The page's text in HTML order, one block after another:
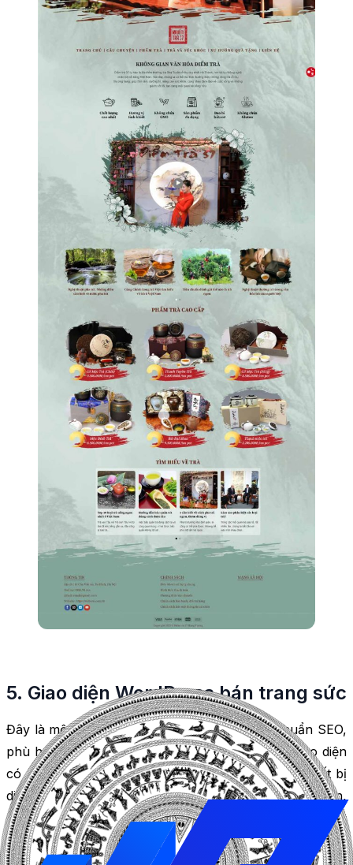
5. Giao diện WordPress bán trang sức
Đây là một giao diện được thiết kế đẹp mắt, chuẩn SEO,
phù hợp với website bán trang sức, nữ trang. Giao diện
có nhiều tính năng nổi bật như hỗ trợ tất cả các thiết bị
di động, tùy chỉnh website theo phong cách của bạn,
quản lý bán hàng đơn giản và hiệu quả. Giao diện là
child themeđược tùy biến từ theme Flatsome có trình
kéo thả UX Builder.